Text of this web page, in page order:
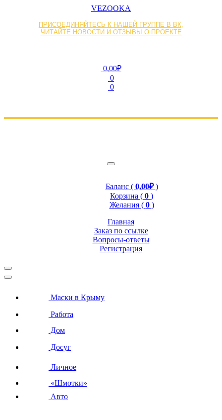
VEZOOKA
ПРИСОЕДИНЯЙТЕСЬ К НАШЕЙ ГРУППЕ В ВК,
ЧИТАЙТЕ НОВОСТИ И ОТЗЫВЫ О ПРОЕКТЕ
0,00₽
0
0
Баланс ( 0,00₽)
Корзина ( 0 )
Желания ( 0 )
Главная
Заказ по ссылке
Вопросы-ответы
Регистрация
Маски в Крыму
Работа
Дом
Досуг
Личное
«Шмотки»
Авто